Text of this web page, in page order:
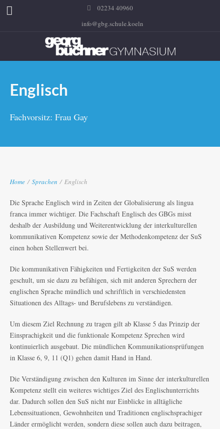
02234 40960
info@gbg.schule.koeln
Englisch
Fachvorsitz: Frau Gay
Home / Sprachen / Englisch
Die Sprache Englisch wird in Zeiten der Globalisierung als lingua
franca immer wichtiger. Die Fachschaft Englisch des GBGs misst
deshalb der Ausbildung und Weiterentwicklung der interkulturellen
kommunikativen Kompetenz sowie der Methodenkompetenz der SuS
einen hohen Stellenwert bei.
Die kommunikativen Fähigkeiten und Fertigkeiten der SuS werden
geschult, um sie dazu zu befähigen, sich mit anderen Sprechern der
englischen Sprache mündlich und schriftlich in verschiedensten
Situationen des Alltags- und Berufslebens zu verständigen.
Um diesem Ziel Rechnung zu tragen gilt ab Klasse 5 das Prinzip der
Einsprachigkeit und die funktionale Kompetenz Sprechen wird
kontinuierlich ausgebaut. Die mündlichen Kommunikationsprüfungen
in Klasse 6, 9, 11 (Q1) gehen damit Hand in Hand.
Die Verständigung zwischen den Kulturen im Sinne der interkulturellen
Kompetenz stellt ein weiteres wichtiges Ziel des Englischunterrichts
dar. Dadurch sollen den SuS nicht nur Einblicke in alltägliche
Lebenssituationen, Gewohnheiten und Traditionen englischsprachiger
Länder ermöglicht werden, sondern diese sollen auch dazu beitragen,